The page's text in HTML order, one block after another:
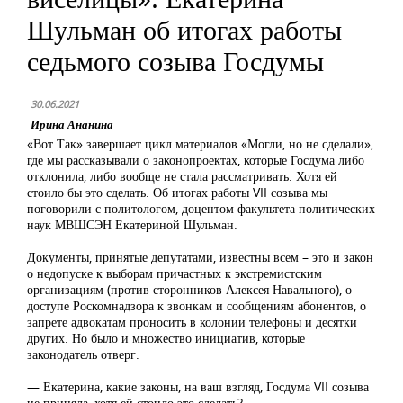
Шульман об итогах работы
седьмого созыва Госдумы
30.06.2021
Ирина Ананина
«Вот Так» завершает цикл материалов «Могли, но не сделали»,
где мы рассказывали о законопроектах, которые Госдума либо
отклонила, либо вообще не стала рассматривать. Хотя ей
стоило бы это сделать. Об итогах работы VII созыва мы
поговорили с политологом, доцентом факультета политических
наук МВШСЭН Екатериной Шульман.
Документы, принятые депутатами, известны всем – это и закон
о недопуске к выборам причастных к экстремистским
организациям (против сторонников Алексея Навального), о
доступе Роскомнадзора к звонкам и сообщениям абонентов, о
запрете адвокатам проносить в колонии телефоны и десятки
других. Но было и множество инициатив, которые
законодатель отверг.
— Екатерина, какие законы, на ваш взгляд, Госдума VII созыва